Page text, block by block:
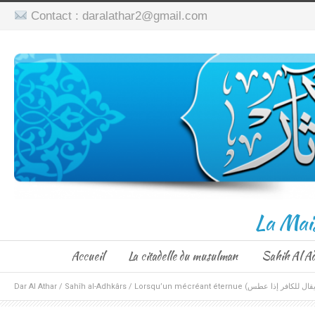
Contact : daralathar2@gmail.com
La
Accueil La citadelle du musulman Sahih Al
Dar Al Athar / Sahîh al-Adhkârs /